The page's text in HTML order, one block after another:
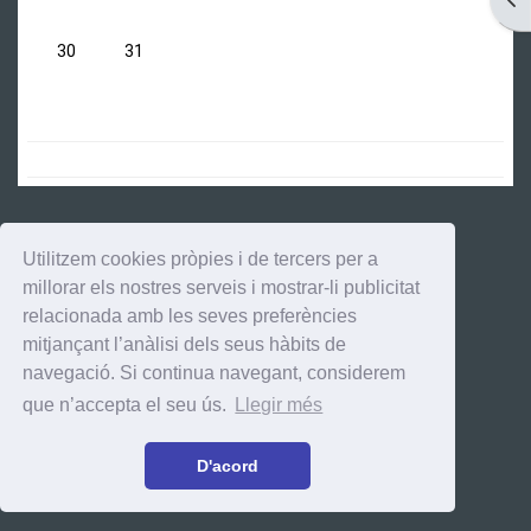
Utilitzem cookies pròpies i de tercers per a
millorar els nostres serveis i mostrar-li publicitat
relacionada amb les seves preferències
mitjançant l’anàlisi dels seus hàbits de
navegació. Si continua navegant, considerem
que n’accepta el seu ús.
Llegir més
D'acord
No hi ha esdeveniments, dilluns, 30 de desembre
30 No hi ha esdeveniments, dimarts, 31 de desembre
31